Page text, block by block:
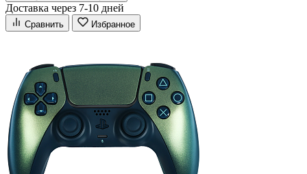
Доставка через 7-10 дней
Сравнить Избранное